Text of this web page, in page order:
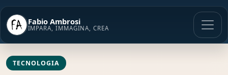
Vai
contenuto
Fabio Ambrosi
IMPARA, IMMAGINA, CREA
TECNOLOGIA